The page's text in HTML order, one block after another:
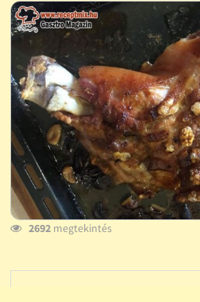
2692megtekintés